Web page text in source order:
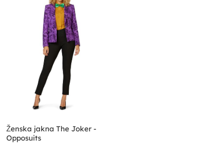
Ženska jakna The Joker -
Opposuits